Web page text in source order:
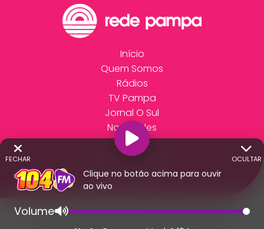
Início
Quem Somos
Rádios
TV Pampa
Jornal O Sul
Novidades
Anuncie
Trabalhe Conosco
Fale Conosco
© 2026 - Direitos Reservados - Rádio 104 - Rede
Pampa de Comunicação | RS - Brasil.
OCULTAR
FECHAR
Clique no botão acima para ouvir
ao vivo
Volume